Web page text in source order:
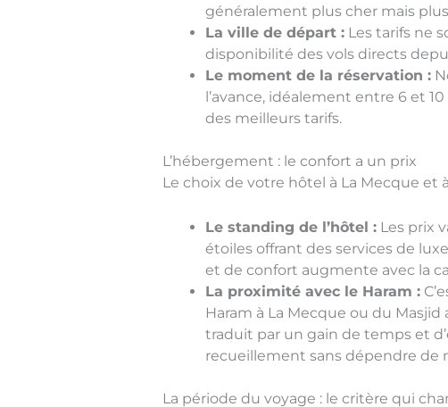
généralement plus cher mais
La ville de départ : Les tarifs ne
disponibilité des vols directs
Le moment de la réservation :
l’avance, idéalement entre 6 et
des meilleurs tarifs.
L’hébergement : le confort a un prix
Le choix de votre hôtel à La Mecque
Le standing de l’hôtel : Les prix
étoiles offrant des services de
et de confort augmente avec la
La proximité avec le Haram :
Haram à La Mecque ou du
traduit par un gain de temps et
recueillement sans dépendre de
La période du voyage : le critère qui